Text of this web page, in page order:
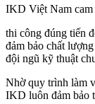
IKD Việt Nam cam
thi công đúng tiến
đảm bảo chất
đội ngũ kỹ thuật
Nhờ quy trình làm
IKD luôn đảm bảo